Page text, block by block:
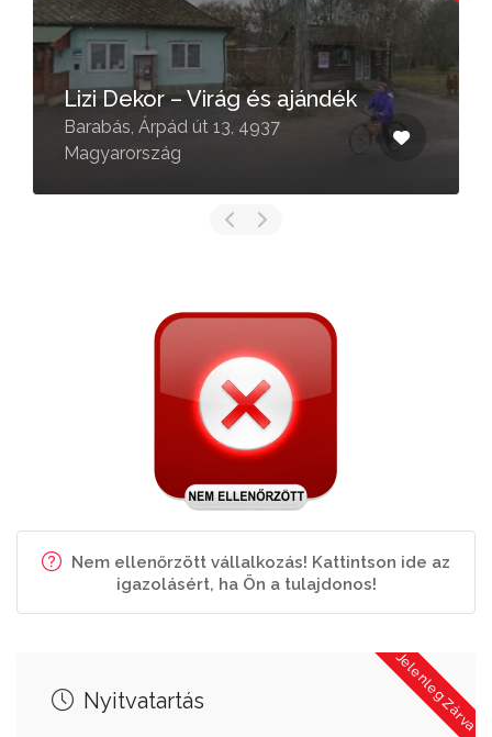
Lizi Dekor – Virág és ajándék
Barabás, Árpád út 13, 4937
Magyarország
Nem ellenőrzött vállalkozás! Kattintson ide az
igazolásért, ha Ön a tulajdonos!
Jelenleg Zárva
Nyitvatartás